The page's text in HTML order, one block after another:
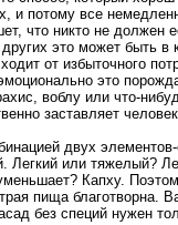
и потому все
что никто не должен
это может быть в
от избыточного
это
воблу или что-
заставляет
двух
Легкий или тяжелый?
Капху.
пища благотворна.
без специй нужен